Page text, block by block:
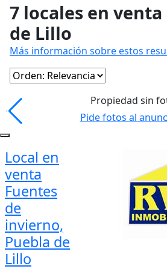
7 locales en
de Lillo
Más información sobre estos
Propiedad sin
Pide fotos al
Local en
venta
Fuentes
de
invierno,
Puebla de
Lillo